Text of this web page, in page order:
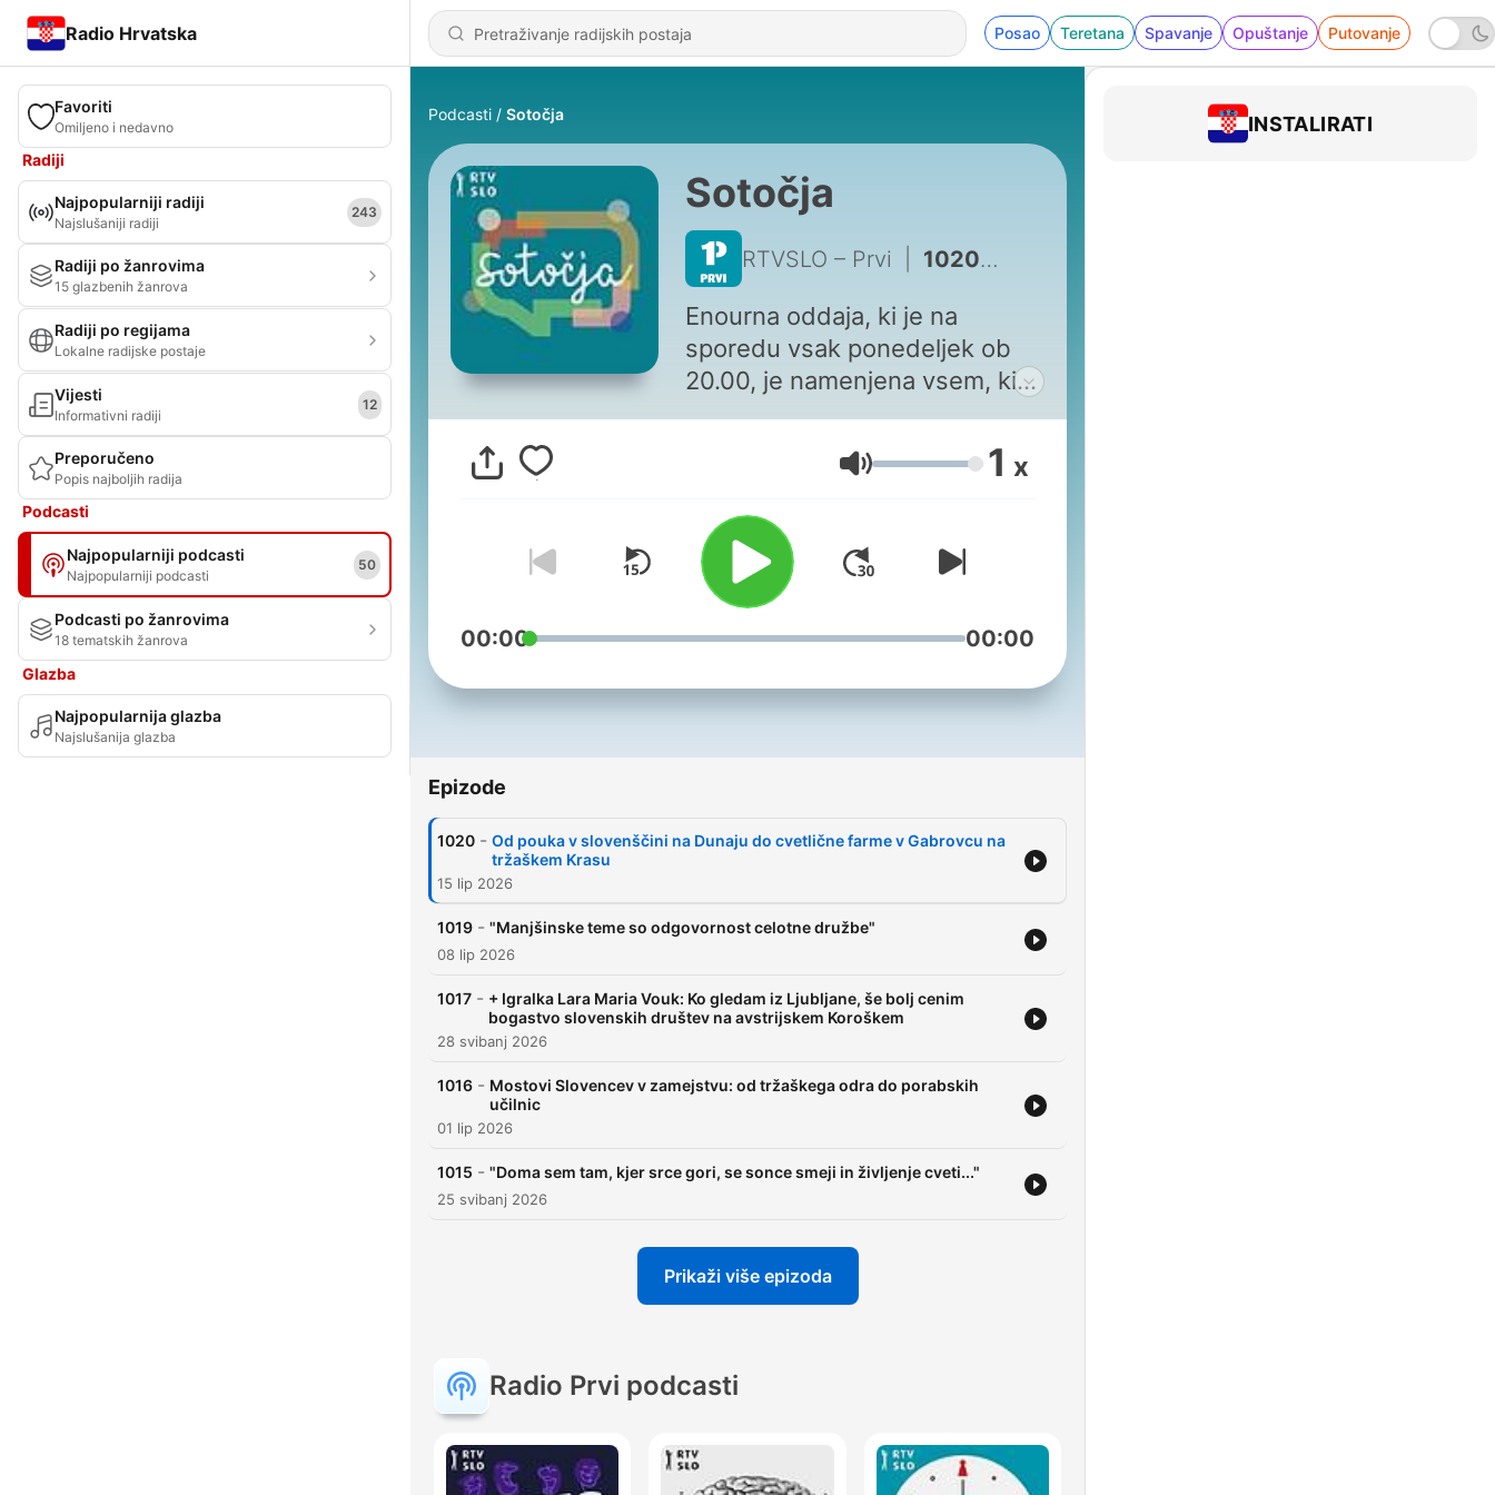
Radio Hrvatska Posao Teretana Spavanje Opuštanje Putovanje
Favoriti
Omiljeno i nedavno
Radiji
Najpopularniji radiji
Najslušaniji radiji
243
Radiji po žanrovima
15 glazbenih žanrova
Radiji po regijama
Lokalne radijske postaje
Vijesti
Informativni radiji
12
Preporučeno
Popis najboljih radija
Podcasti
Najpopularniji podcasti
Najpopularniji podcasti
50
Podcasti po žanrovima
18 tematskih žanrova
Glazba
Najpopularnija glazba
Najslušanija glazba
Podcasti Sotočja
Sotočja
RTVSLO – Prvi 1020 - Od pouka v slovenščini na Dunaju do cvetlične farme v Gabrovcu na tržaškem Krasu
Enourna oddaja, ki je na
sporedu vsak ponedeljek ob
20.00, je namenjena vsem, ki
želijo biti obveščeni o
dogajanjih v našem zamejstvu.
Torej Slovencem, ki živijo v
sosednjih državah, tistim, ki jih
zanima tako imenovan
slovenski etnični prostor in na
sploh naša skupinska
identiteta. Oddaja je
namenjamo največ pozornosti
drugem delu pa skušamo
kjer živijo naši rojaki, zanimive
osebnosti in utrinke iz življenja
se v oddaji lotevamo tudi tem,
manjšinami v Evropi in svetu in
jih skušamo vključevati v naš
varstvo manjšin ni le del
nacionalne politike ampak tudi
individualnih in kolektivnih
Železnikar.
Glasnoća 1 x
00:00 00:00
Epizode
1020 - Od pouka v slovenščini na Dunaju do cvetlične farme v Gabrovcu na
tržaškem Krasu
15 lip 2026
1019 - "Manjšinske teme so odgovornost celotne družbe"
08 lip 2026
1017 - + Igralka Lara Maria Vouk: Ko gledam iz Ljubljane, še bolj cenim
bogastvo slovenskih društev na avstrijskem Koroškem
28 svibanj 2026
1016 - Mostovi Slovencev v zamejstvu: od tržaškega odra do porabskih
učilnic
01 lip 2026
1015 - "Doma sem tam, kjer srce gori, se sonce smeji in življenje cveti..."
25 svibanj 2026
Prikaži više epizoda
Radio Prvi podcasti
INSTALIRATI